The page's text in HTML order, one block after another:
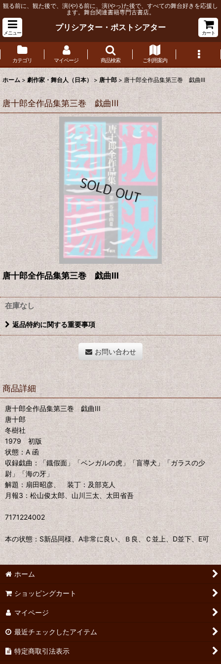
観る前に、観た後で、演(や)る前に、演(やっ)た後で、すべての舞台好きを応援し
ます。舞台関連書籍専門古書店。
メニュー
プリシアター・ポストシアター
カート
カテゴリ マイページ 商品検索 ご利用案内
ホーム > 劇作家・舞台人（日本） > 唐十郎 > 唐十郎全作品集第三巻 戯曲III
唐十郎全作品集第三巻 戯曲III
唐十郎全作品集第三巻 戯曲III
在庫なし
返品特約に関する重要事項
お問い合わせ
商品詳細
唐十郎全作品集第三巻 戯曲III
唐十郎
冬樹社
1979 初版
状態：A 函
収録戯曲：「鐡假面」「ベンガルの虎」「盲導犬」「ガラスの少
尉」「海の牙」
解題：扇田昭彦、 装丁：及部克人
月報3：松山俊太郎、山川三太、太田省吾
7171224002
本の状態：S新品同様、A非常に良い、Ｂ良、Ｃ並上、D並下、E可
ホーム
ショッピングカート
マイページ
最近チェックしたアイテム
特定商取引法表示